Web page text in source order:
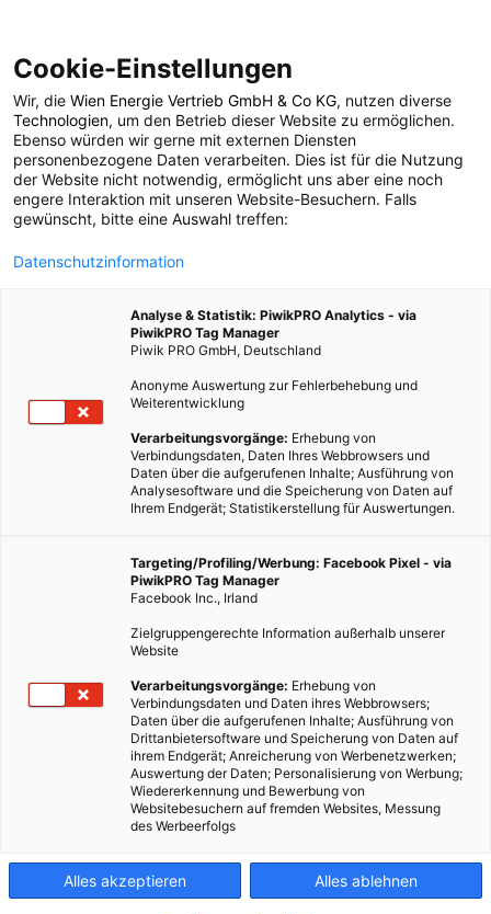
POSTS BY TAG
Woodshirt
1 BEITRAG
Cookie-Einstellungen
Wir, die Wien Energie Vertrieb GmbH & Co KG, nutzen diverse
Technologien, um den Betrieb dieser Website zu ermöglichen.
Ebenso würden wir gerne mit externen Diensten
personenbezogene Daten verarbeiten. Dies ist für die Nutzung
der Website nicht notwendig, ermöglicht uns aber eine noch
engere Interaktion mit unseren Website-Besuchern. Falls
gewünscht, bitte eine Auswahl treffen:
Datenschutzinformation
Analyse & Statistik: PiwikPRO Analytics - via
PiwikPRO Tag Manager
Piwik PRO GmbH, Deutschland
Anonyme Auswertung zur Fehlerbehebung und
Weiterentwicklung
Verarbeitungsvorgänge: Erhebung von
Verbindungsdaten, Daten Ihres Webbrowsers und
Daten über die aufgerufenen Inhalte; Ausführung von
Analysesoftware und die Speicherung von Daten auf
Ihrem Endgerät; Statistikerstellung für Auswertungen.
Targeting/Profiling/Werbung: Facebook Pixel - via
PiwikPRO Tag Manager
Facebook Inc., Irland
Zielgruppengerechte Information außerhalb unserer
Website
Verarbeitungsvorgänge: Erhebung von
Verbindungsdaten und Daten ihres Webbrowsers;
Daten über die aufgerufenen Inhalte; Ausführung von
Drittanbietersoftware und Speicherung von Daten auf
ihrem Endgerät; Anreicherung von Werbenetzwerken;
Auswertung der Daten; Personalisierung von Werbung;
Wiedererkennung und Bewerbung von
Websitebesuchern auf fremden Websites, Messung
des Werbeerfolgs
Alles akzeptieren Alles ablehnen